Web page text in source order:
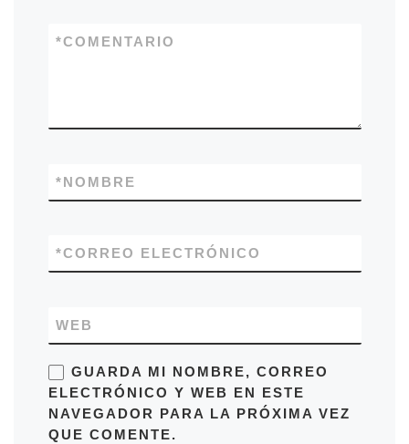
COMENTARIO
*
NOMBRE
*
CORREO ELECTRÓNICO
*
WEB
GUARDA MI NOMBRE, CORREO
ELECTRÓNICO Y WEB EN ESTE
NAVEGADOR PARA LA PRÓXIMA VEZ
QUE COMENTE.